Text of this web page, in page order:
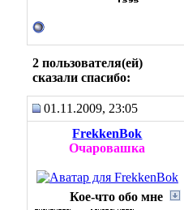
2 пользователя(ей)
сказали cпасибо:
01.11.2009, 23:05
FrekkenBok
Очаровашка
Кое-что обо мне